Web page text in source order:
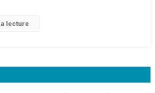
lecture